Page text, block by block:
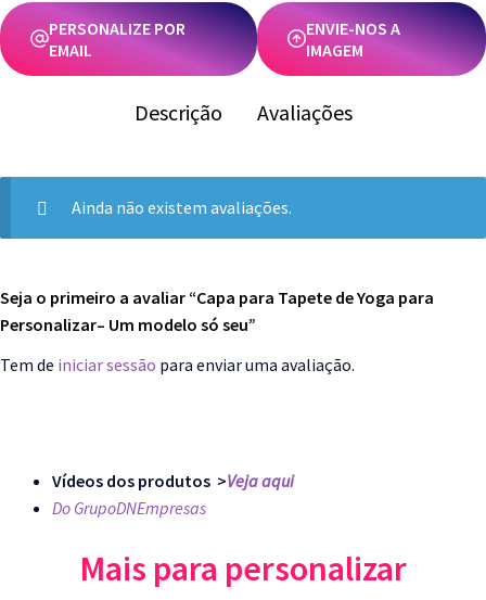
PERSONALIZE POR
EMAIL
ENVIE-NOS A
IMAGEM
Descrição Avaliações
Ainda não existem avaliações.
Seja o primeiro a avaliar “Capa para Tapete de Yoga para
Personalizar– Um modelo só seu”
Tem de iniciar sessão para enviar uma avaliação.
Vídeos dos produtos >Veja aqui
Do GrupoDNEmpresas
Mais para personalizar